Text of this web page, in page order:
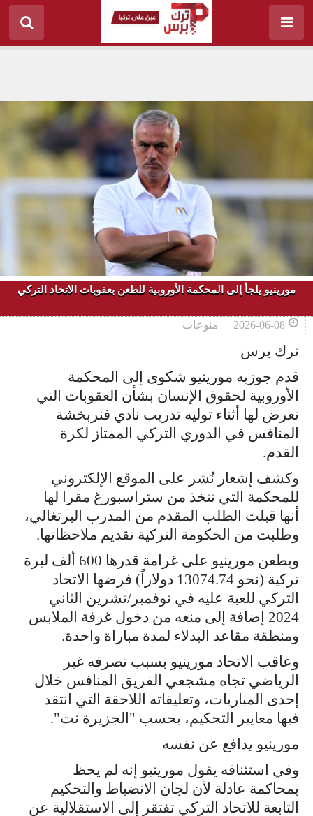
مورينيو يلجأ إلى المحكمة الأوروبية للطعن بعقوبات الاتحاد التركي
2026-06-08 منوعات
ترك برس
قدم جوزيه مورينيو شكوى إلى المحكمة
الأوروبية لحقوق الإنسان بشأن العقوبات التي
تعرض لها أثناء توليه تدريب نادي فنربخشة
المنافس في الدوري التركي الممتاز لكرة
القدم.
وكشف إشعار نُشر على الموقع الإلكتروني
للمحكمة التي تتخذ من ستراسبورغ مقرا لها
أنها قبلت الطلب المقدم من المدرب البرتغالي،
وطلبت من الحكومة التركية تقديم ملاحظاتها.
ويطعن مورينيو على غرامة قدرها 600 ألف ليرة
تركية (نحو 13074.74 دولاراً) فرضها الاتحاد
التركي للعبة عليه في نوفمبر/تشرين الثاني
2024 إضافة إلى منعه من دخول غرفة الملابس
ومنطقة مقاعد البدلاء لمدة مباراة واحدة.
وعاقب الاتحاد مورينيو بسبب تصرفه غير
الرياضي تجاه مشجعي الفريق المنافس خلال
إحدى المباريات، وتعليقاته اللاحقة التي انتقد
فيها معايير التحكيم، بحسب "الجزيرة نت".
مورينيو يدافع عن نفسه
وفي استئنافه يقول مورينيو إنه لم يحظ
بمحاكمة عادلة لأن لجان الانضباط والتحكيم
التابعة للاتحاد التركي تفتقر إلى الاستقلالية عن